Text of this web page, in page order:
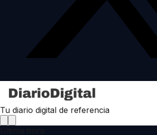
Tu diario digital de referencia